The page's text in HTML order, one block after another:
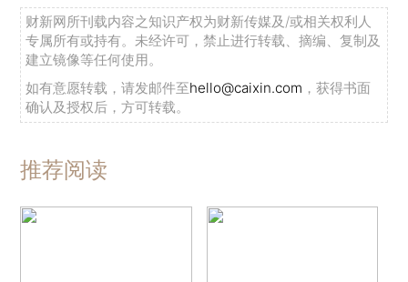
财新网所刊载内容之知识产权为财新传媒及/或相关权利人
专属所有或持有。未经许可，禁止进行转载、摘编、复制及
建立镜像等任何使用。
如有意愿转载，请发邮件至hello@caixin.com ，获得书面
确认及授权后，方可转载。
推荐阅读